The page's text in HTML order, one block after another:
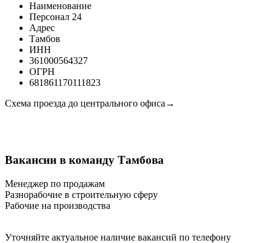
Наименование
Персонал 24
Адрес
Тамбов
ИНН
361000564327
ОГРН
681861170111823
Схема проезда до центрального офиса→
Вакансии в команду Тамбова
Менеджер по продажам
Разнорабочие в строительную сферу
Рабочие на производства
Уточняйте актуальное наличие вакансий по телефону